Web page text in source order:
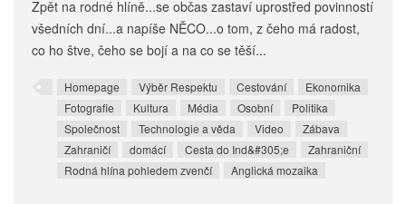
Zpět na rodné hlíně...se občas zastaví uprostřed povinností
všedních dní...a napíše NĚCO...o tom, z čeho má radost,
co ho štve, čeho se bojí a na co se těší...
Homepage Výběr Respektu Cestování
Ekonomika
Fotografie
Kultura Média Osobní
Politika
Společnost
Technologie a věda Video
Zábava
Zahraničí
domácí Cesta do Ind&#305;e
Zahraniční
Rodná hlína pohledem zvenčí
Anglická mozaika